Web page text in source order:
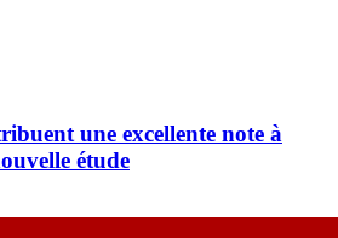
une excellente note à
étude